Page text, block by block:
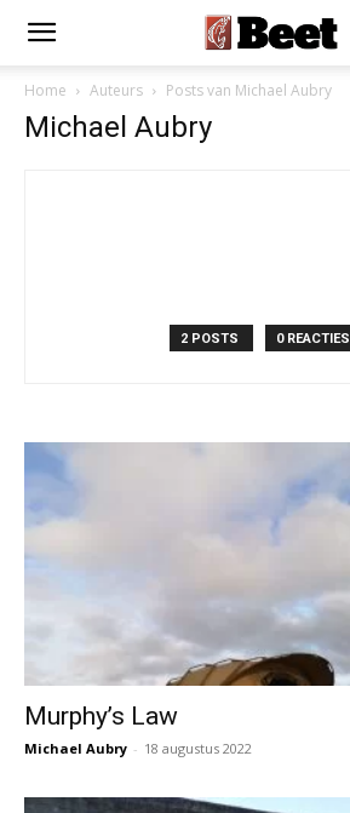
Home Auteurs Posts van Michael Aubry
Michael Aubry
2 POSTS 0 REACTIES
Murphy’s Law
Michael Aubry - 18 augustus 2022